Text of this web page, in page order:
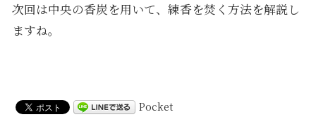
次回は中央の香炭を用いて、練香を焚く方法を解説し
ますね。
Pocket